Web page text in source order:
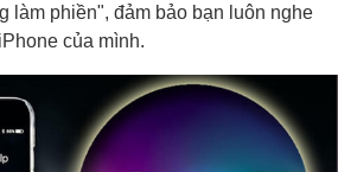
làm phiền", đảm bảo bạn luôn nghe
của mình.